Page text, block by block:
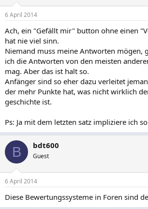
6 April 2014
Ach, ein "Gefällt mir" button ohne einen
hat nie viel sinn.
Niemand muss meine Antworten mögen,
ich die Antworten von den meisten
mag. Aber das ist halt so.
Anfänger sind so eher dazu verleitet
der mehr Punkte hat, was nicht wirklich
geschichte ist.
Ps: Ja mit dem letzten satz impliziere ich
B bdt600
Guest
6 April 2014
Diese Bewertungssysteme in Foren sind